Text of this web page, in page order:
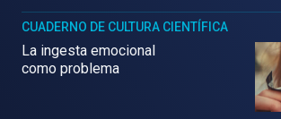
CUADERNO DE CULTURA CIENTÍFICA
La ingesta emocional
como problema